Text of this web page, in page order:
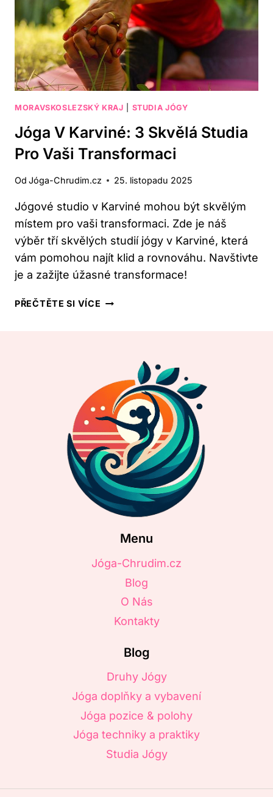
VYZKOUŠET
MORAVSKOSLEZSKÝ KRAJ STUDIA JÓGY
Jóga V Karviné: 3 Skvělá Studia
Pro Vaši Transformaci
Od Jóga-Chrudim.cz 25. listopadu 2025
Jógové studio v Karviné mohou být skvělým
místem pro vaši transformaci. Zde je náš
výběr tří skvělých studií jógy v Karviné, která
vám pomohou najít klid a rovnováhu. Navštivte
je a zažijte úžasné transformace!
PŘEČTĚTE SI VÍCE JÓGA
PRO
VAŠI
TRANSFORMACI
Menu
Jóga-Chrudim.cz
Blog
O Nás
Kontakty
Blog
Druhy Jógy
Jóga doplňky a vybavení
Jóga pozice & polohy
Jóga techniky a praktiky
Studia Jógy